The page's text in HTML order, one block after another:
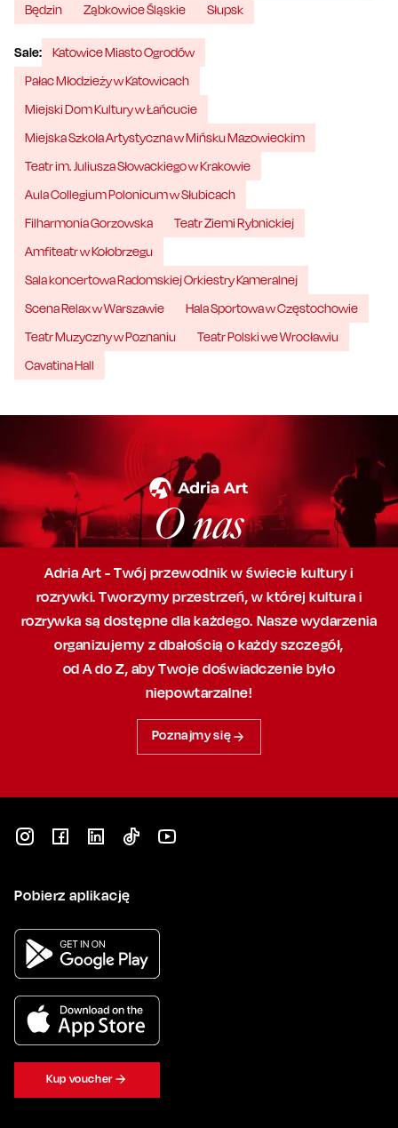
Będzin
Ząbkowice Śląskie Słupsk
Sale:
Katowice Miasto Ogrodów
Pałac Młodzieży w Katowicach
Miejski Dom Kultury w Łańcucie
Miejska Szkoła Artystyczna w Mińsku Mazowieckim
Teatr im. Juliusza Słowackiego w Krakowie
Aula Collegium Polonicum w Słubicach
Filharmonia Gorzowska
Teatr Ziemi Rybnickiej
Amfiteatr w Kołobrzegu
Sala koncertowa Radomskiej Orkiestry Kameralnej
Scena Relax w Warszawie
Hala Sportowa w Częstochowie
Teatr Muzyczny w Poznaniu
Teatr Polski we Wrocławiu
Cavatina Hall
O nas
Adria Art - Twój przewodnik w świecie kultury i
rozrywki. Tworzymy przestrzeń,w której kultura i
rozrywka są dostępne dla każdego. Nasze wydarzenia
organizujemy z dbałością o każdy szczegół,
od A do Z, abyTwoje doświadczenie było
niepowtarzalne!
Poznajmy się
Pobierz aplikację
Kup voucher